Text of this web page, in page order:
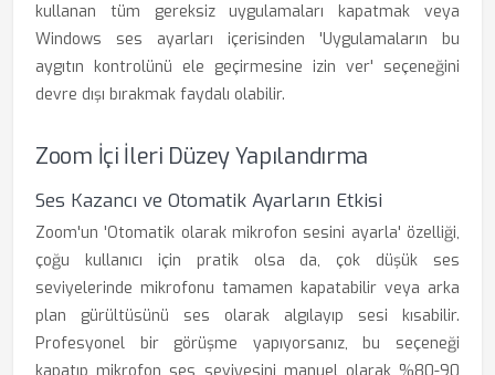
kullanan tüm gereksiz uygulamaları kapatmak veya
Windows ses ayarları içerisinden 'Uygulamaların bu
aygıtın kontrolünü ele geçirmesine izin ver' seçeneğini
devre dışı bırakmak faydalı olabilir.
Zoom İçi İleri Düzey Yapılandırma
Ses Kazancı ve Otomatik Ayarların Etkisi
Zoom'un 'Otomatik olarak mikrofon sesini ayarla' özelliği,
çoğu kullanıcı için pratik olsa da, çok düşük ses
seviyelerinde mikrofonu tamamen kapatabilir veya arka
plan gürültüsünü ses olarak algılayıp sesi kısabilir.
Profesyonel bir görüşme yapıyorsanız, bu seçeneği